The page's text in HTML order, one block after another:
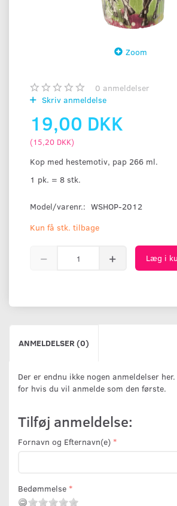
Zoom
0 anmeldelser
Skriv anmeldelse
19,00 DKK
(15,20 DKK)
Kop med hestemotiv, pap 266 ml.
1 pk. = 8 stk.
Model/varenr.: WSHOP-2012
Kun få stk. tilbage
Læg i
ANMELDELSER (0)
Der er endnu ikke nogen anmeldelser
for hvis du vil anmelde som den første.
Tilføj anmeldelse:
Fornavn og Efternavn(e)
Bedømmelse